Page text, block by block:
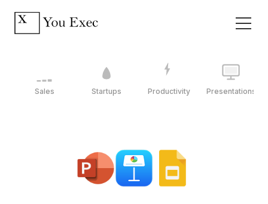
Sales Startups Productivity Presentations